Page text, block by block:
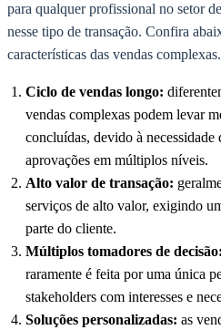
para qualquer profissional no setor
nesse tipo de transação. Confira
características das vendas complexas.
Ciclo de vendas longo:
vendas complexas podem levar
concluídas, devido à necessidade
aprovações em múltiplos níveis.
Alto valor de transação:
serviços de alto valor, exigindo
parte do cliente.
Múltiplos tomadores de decisão:
raramente é feita por uma única
stakeholders com interesses e
Soluções personalizadas: as